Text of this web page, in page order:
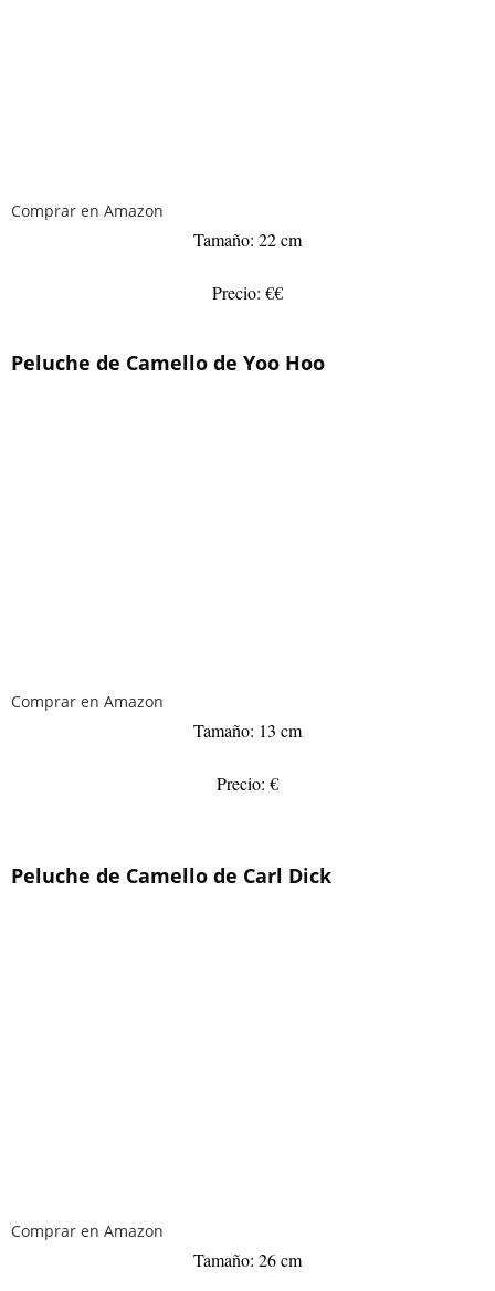
Comprar en Amazon
Tamaño: 22 cm
Precio: €€
Peluche de Camello de Yoo Hoo
Comprar en Amazon
Tamaño: 13 cm
Precio: €
Peluche de Camello de Carl Dick
Comprar en Amazon
Tamaño: 26 cm